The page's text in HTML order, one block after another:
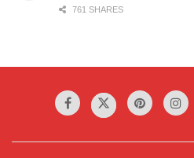
761 SHARES